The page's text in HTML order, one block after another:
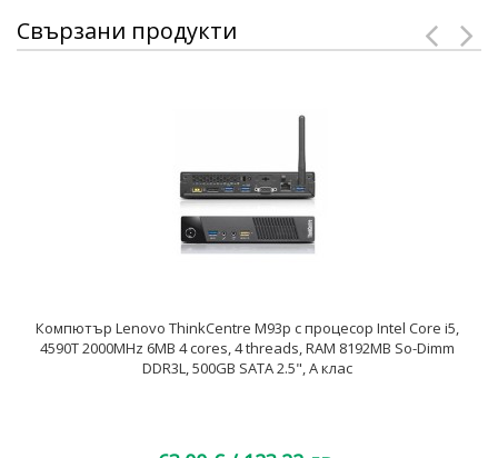
Свързани продукти
Компютър Lenovo ThinkCentre M93p с процесор Intel Core i5,
4590T 2000MHz 6MB 4 cores, 4 threads, RAM 8192MB So-Dimm
DDR3L, 500GB SATA 2.5", A клас